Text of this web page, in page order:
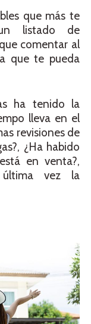
que más te
listado de
comentar al
que te pueda
ha tenido la
lleva en el
revisiones de
¿Ha habido
en venta?,
vez la